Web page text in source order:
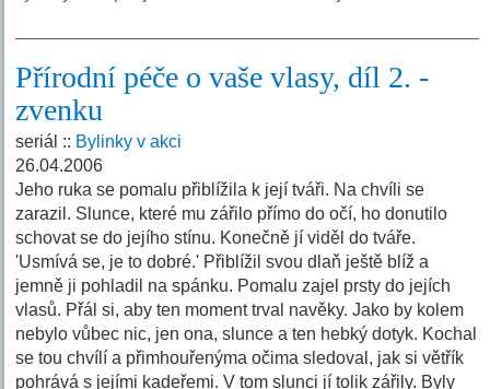
Přírodní péče o vaše vlasy, díl 2. -
zvenku
seriál :: Bylinky v akci
26.04.2006
Jeho ruka se pomalu přiblížila k její tváři. Na chvíli se
zarazil. Slunce, které mu zářilo přímo do očí, ho donutilo
schovat se do jejího stínu. Konečně jí viděl do tváře.
'Usmívá se, je to dobré.' Přiblížil svou dlaň ještě blíž a
jemně ji pohladil na spánku. Pomalu zajel prsty do jejích
vlasů. Přál si, aby ten moment trval navěky. Jako by kolem
nebylo vůbec nic, jen ona, slunce a ten hebký dotyk. Kochal
se tou chvílí a přimhouřenýma očima sledoval, jak si větřík
pohrává s jejími kadeřemi. V tom slunci jí tolik zářily. Byly